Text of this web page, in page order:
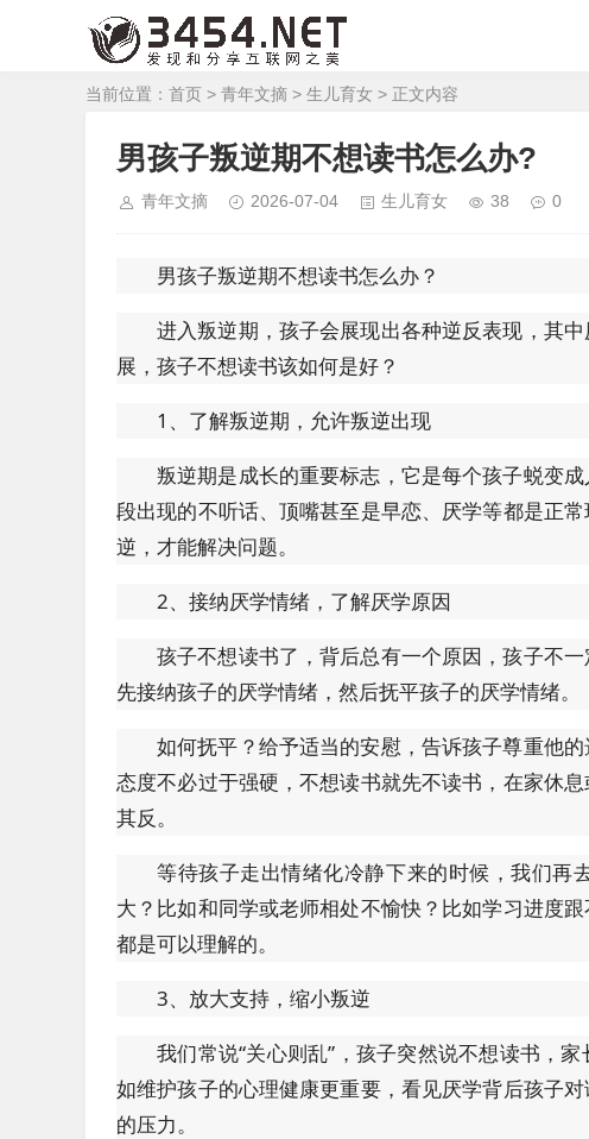
当前位置： 首页 > 青年文摘 > 生儿育女 > 正文内容
男孩子叛逆期不想读书怎么办?
青年文摘 2026-07-04 生儿育女 38 0
男孩子叛逆期不想读书怎么办？
进入叛逆期，孩子会展现出各种逆反表现，其
展，孩子不想读书该如何是好？
1、了解叛逆期，允许叛逆出现
叛逆期是成长的重要标志，它是每个孩子蜕变
段出现的不听话、顶嘴甚至是早恋、厌学等都是正
逆，才能解决问题。
2、接纳厌学情绪，了解厌学原因
孩子不想读书了，背后总有一个原因，孩子不
先接纳孩子的厌学情绪，然后抚平孩子的厌学情绪。
如何抚平？给予适当的安慰，告诉孩子尊重他
态度不必过于强硬，不想读书就先不读书，在家休
其反。
等待孩子走出情绪化冷静下来的时候，我们再
大？比如和同学或老师相处不愉快？比如学习进度
都是可以理解的。
3、放大支持，缩小叛逆
我们常说“关心则乱”，孩子突然说不想读书，
如维护孩子的心理健康更重要，看见厌学背后孩子
的压力。